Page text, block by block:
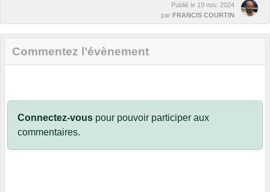
Publié le 19 nov. 2024
par FRANCIS COURTIN
Commentez l’évènement
Connectez-vous pour pouvoir participer aux
commentaires.